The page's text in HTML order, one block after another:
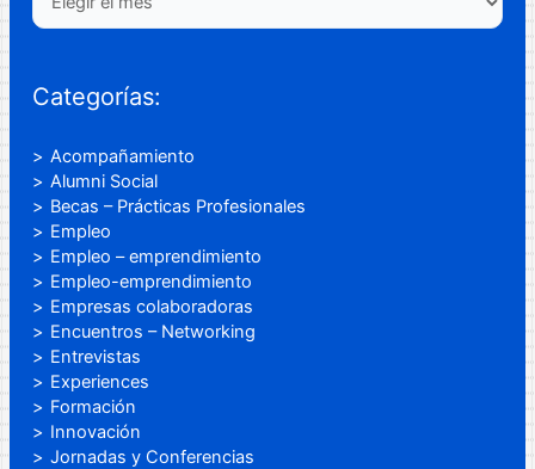
Categorías:
Acompañamiento
Alumni Social
Becas – Prácticas Profesionales
Empleo
Empleo – emprendimiento
Empleo-emprendimiento
Empresas colaboradoras
Encuentros – Networking
Entrevistas
Experiences
Formación
Innovación
Jornadas y Conferencias